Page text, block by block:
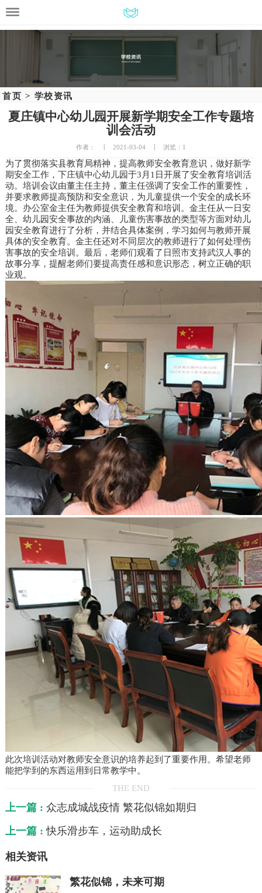
首页 > 学校资讯
夏庄镇中心幼儿园开展新学期安全工作专题培
训会活动
作者： 2021-03-04 浏览： 1
为了贯彻落实县教育局精神，提高教师安全教育意识，做好新学
期安全工作，下庄镇中心幼儿园于3月1日开展了安全教育培训活
动。培训会议由董主任主持，董主任强调了安全工作的重要性，
并要求教师提高预防和安全意识，为儿童提供一个安全的成长环
境。办公室金主任为教师提供安全教育和培训。金主任从一日安
全、幼儿园安全事故的内涵、儿童伤害事故的类型等方面对幼儿
园安全教育进行了分析，并结合具体案例，学习如何与教师开展
具体的安全教育。金主任还对不同层次的教师进行了如何处理伤
害事故的安全培训。最后，老师们观看了日照市支持武汉人事的
故事分享，提醒老师们要提高责任感和意识形态，树立正确的职
业观。
此次培训活动对教师安全意识的培养起到了重要作用。希望老师
能把学到的东西运用到日常教学中。
THE END
上一篇 : 众志成城战疫情 繁花似锦如期归
上一篇 :快乐滑步车，运动助成长
相关资讯
繁花似锦，未来可期